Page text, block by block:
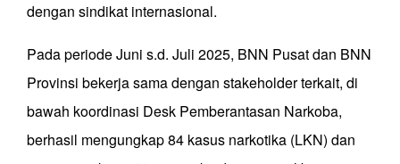
dengan sindikat internasional.
Pada periode Juni s.d. Juli 2025, BNN Pusat dan BNN
Provinsi bekerja sama dengan stakeholder terkait, di
bawah koordinasi Desk Pemberantasan Narkoba,
berhasil mengungkap 84 kasus narkotika (LKN) dan